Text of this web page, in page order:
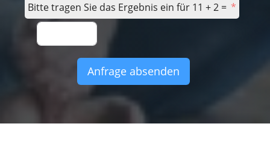
Bitte tragen Sie das Ergebnis ein für 11 + 2 =
Anfrage absenden